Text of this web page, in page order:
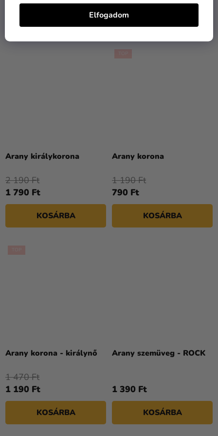
Elfogadom
Arany királykorona
1 790 Ft
2 190 Ft
KOSÁRBA
Arany korona
790 Ft
1 190 Ft
KOSÁRBA
Arany korona - királynő
1 190 Ft
1 470 Ft
KOSÁRBA
Arany szemüveg - ROCK
1 390 Ft
KOSÁRBA